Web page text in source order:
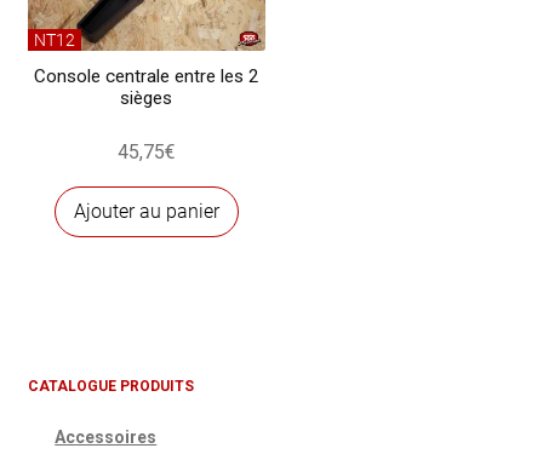
NT12
Console centrale entre les 2
sièges
45,75€
Ajouter au panier
CATALOGUE PRODUITS
Accessoires